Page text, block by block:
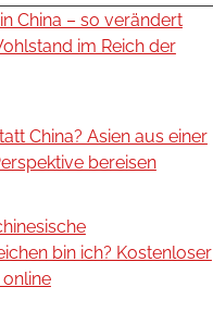
China – so verändert
im Reich der
China? Asien aus einer
bereisen
bin ich? Kostenloser